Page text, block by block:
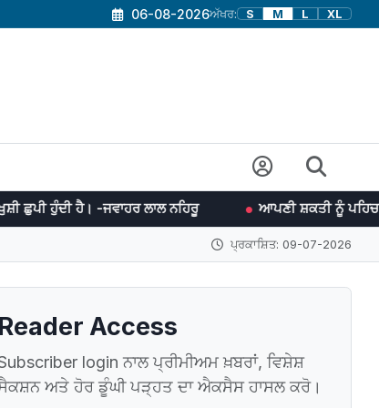
06-08-2026ਅੱਖਰ: S M L XL
ਲਾਲ ਨਹਿਰੂ ਆਪਣੀ ਸ਼ਕਤੀ ਨੂੰ ਪਹਿਚਾਣ ਲੈਣਾ ਤੇ ਫਿਰ
ਪ੍ਰਕਾਸ਼ਿਤ: 09-07-2026
Reader Access
login ਨਾਲ ਪ੍ਰੀਮੀਅਮ ਖ਼ਬਰਾਂ, ਵਿਸ਼ੇਸ਼
ਅਤੇ ਹੋਰ ਡੂੰਘੀ ਪੜ੍ਹਤ ਦਾ ਐਕਸੈਸ ਹਾਸਲ ਕਰੋ।